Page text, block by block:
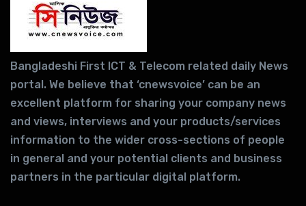
Bangladeshi First ICT & Telecom related daily News
portal. We believe that ‘cnewsvoice’ can be an
excellent platform for sharing your company news
and views, interviews and your products/services
information to the wider cross-sections of people
in general and your potential clients and business
partners in the particular digital platform.